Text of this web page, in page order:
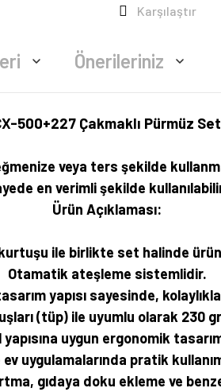
Karşılaştır
Önerileriniz
500+227 Çakmaklı Pürmüz Set
veya ters şekilde
en verimli şekilde
Ürün Açıklaması:
ile birlikte set halinde
Otamatik ateşleme sistemlidir.
yapısı sayesinde,
(tüp) ile uyumlu olarak 230
yapısına uygun ergonomik
uygulamalarında pratik
gıdaya doku ekleme ve